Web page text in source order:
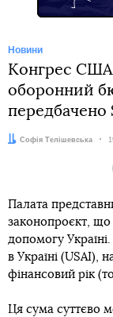
Новини
Конгрес США
оборонний
передбачено
Автор:
Софія Телішевська
Палата
законопроєкт, що
допомогу Україні.
в Україні (USAI),
фінансовий рік
Ця сума суттєво